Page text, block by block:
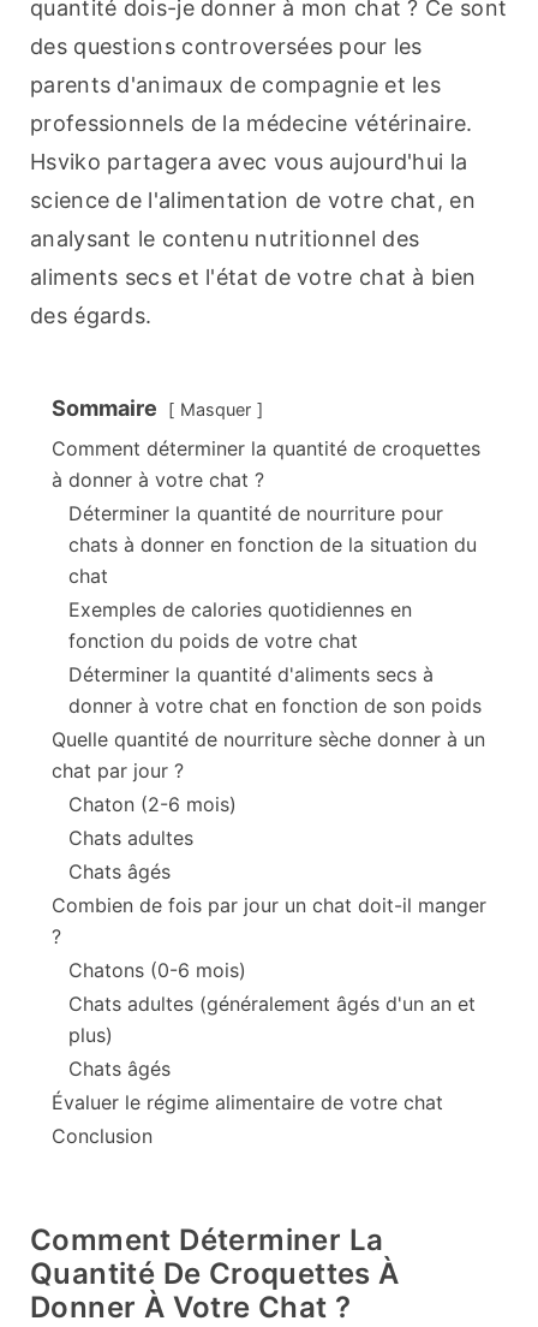
quantité dois-je donner à mon chat ? Ce sont
des questions controversées pour les
parents d'animaux de compagnie et les
professionnels de la médecine vétérinaire.
Hsviko partagera avec vous aujourd'hui la
science de l'alimentation de votre chat, en
analysant le contenu nutritionnel des
aliments secs et l'état de votre chat à bien
des égards.
Sommaire Masquer
Comment déterminer la quantité de croquettes
à donner à votre chat ?
Déterminer la quantité de nourriture pour
chats à donner en fonction de la situation du
chat
Exemples de calories quotidiennes en
fonction du poids de votre chat
Déterminer la quantité d'aliments secs à
donner à votre chat en fonction de son poids
Quelle quantité de nourriture sèche donner à un
chat par jour ?
Chaton (2-6 mois)
Chats adultes
Chats âgés
Combien de fois par jour un chat doit-il manger
?
Chatons (0-6 mois)
Chats adultes (généralement âgés d'un an et
plus)
Chats âgés
Évaluer le régime alimentaire de votre chat
Conclusion
Comment Déterminer La
Quantité De Croquettes À
Donner À Votre Chat ?